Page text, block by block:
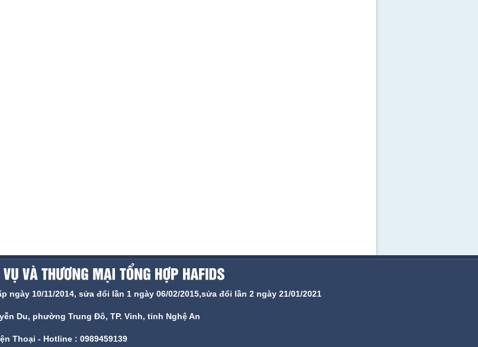
ngày 10/11/2014, sửa đổi lần 1 ngày 06/02/2015,sửa đổi lần 2 ngày 21/01/2021
Du, phường Trung Đô, TP. Vinh, tỉnh Nghệ An
Thoại - Hotline : 0989459139